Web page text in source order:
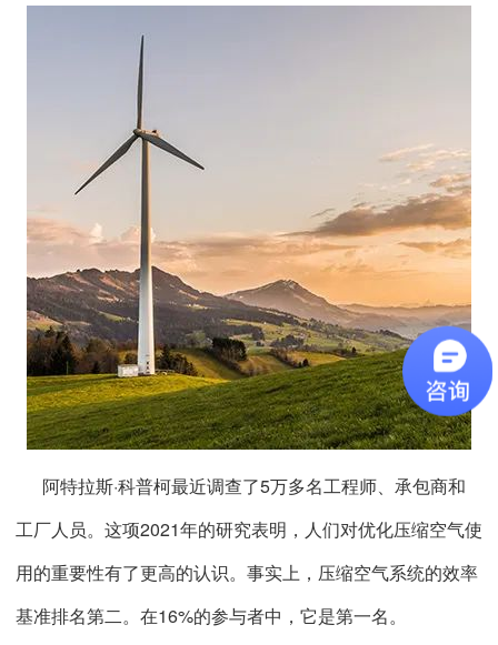
阿特拉斯·科普柯最近调查了5万多名工程师、承包商和
工厂人员。这项2021年的研究表明，人们对优化压缩空气使
用的重要性有了更高的认识。事实上，压缩空气系统的效率
基准排名第二。在16%的参与者中，它是第一名。